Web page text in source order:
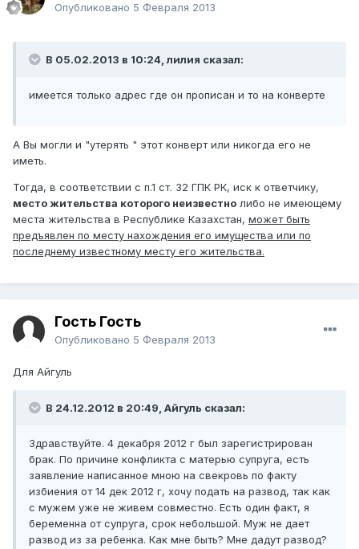
Опубликовано 5 Февраля 2013
В 05.02.2013 в 10:24, лилия сказал:
имеется только адрес где он прописан и то на конверте
А Вы могли и "утерять " этот конверт или никогда его не
иметь.
Тогда, в соответствии с п.1 ст. 32 ГПК РК, иск к ответчику,
место жительства которого неизвестно либо не имеющему
места жительства в Республике Казахстан, может быть
предъявлен по месту нахождения его имущества или по
последнему известному месту его жительства.
Гость Гость
Опубликовано 5 Февраля 2013
Для Айгуль
В 24.12.2012 в 20:49, Айгуль сказал:
Здравствуйте. 4 декабря 2012 г был зарегистрирован
брак. По причине конфликта с матерью супруга, есть
заявление написанное мною на свекровь по факту
избиения от 14 дек 2012 г, хочу подать на развод, так как
с мужем уже не живем совместно. Есть один факт, я
беременна от супруга, срок небольшой. Муж не дает
развод из за ребенка. Как мне быть? Мне дадут развод?